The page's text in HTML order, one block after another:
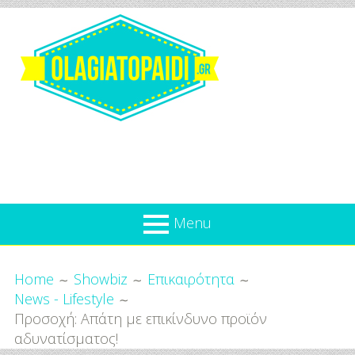
content
Menu
Για
το
Παιδί
Επικαιρότητα
Προσφορές
Home Showbiz
Επικαιρότητα
News - Lifestyle
Προσοχή: Απάτη με επικίνδυνο προϊόν
αδυνατίσματος!